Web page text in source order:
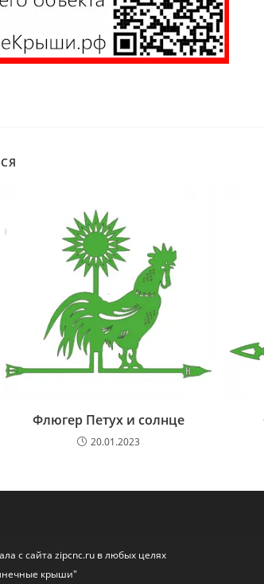
Флюгер Петух и солнце
20.01.2023
с сайта zipcnc.ru в любых целях
крыши"